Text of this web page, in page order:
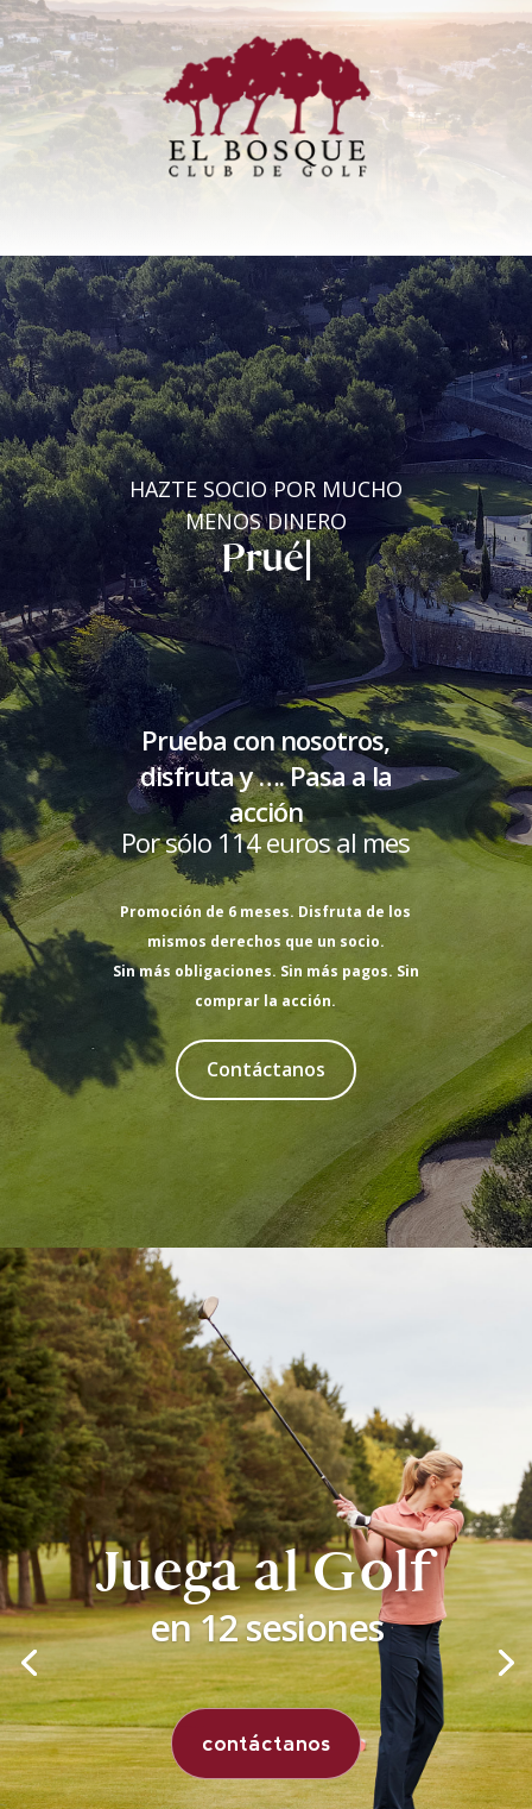
HAZTE SOCIO POR MUCHO
MENOS DINERO
Pruébanos
Prueba con nosotros,
disfruta y …. Pasa a la
acción
Por sólo 114 euros al mes
Promoción de 6 meses. Disfruta de los
mismos derechos que un socio.
Sin más obligaciones. Sin más pagos. Sin
comprar la acción.
Contáctanos
Juega al Golf
en 12 sesiones
contáctanos